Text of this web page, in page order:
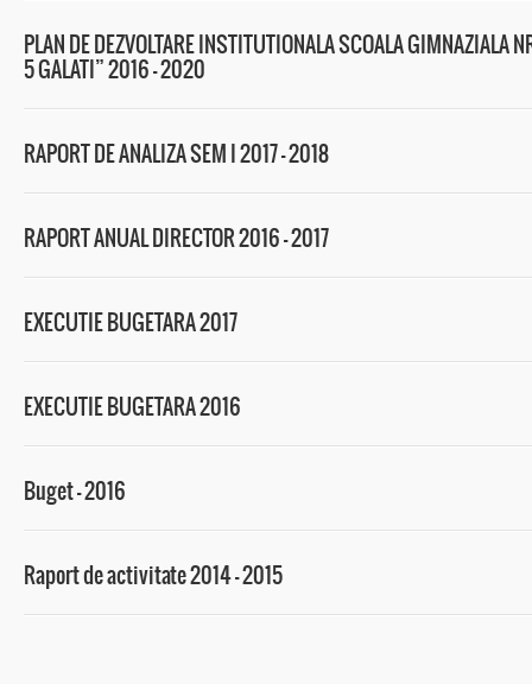
PLAN DE DEZVOLTARE INSTITUTIONALA SCOALA GIMNAZIALA
5 GALATI” 2016 – 2020
RAPORT DE ANALIZA SEM I 2017 – 2018
RAPORT ANUAL DIRECTOR 2016 – 2017
EXECUTIE BUGETARA 2017
EXECUTIE BUGETARA 2016
Buget – 2016
Raport de activitate 2014 – 2015